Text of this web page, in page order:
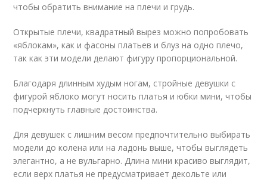
чтобы обратить внимание на плечи и грудь.
Открытые плечи, квадратный вырез можно попробовать
«яблокам», как и фасоны платьев и блуз на одно плечо,
так как эти модели делают фигуру пропорциональной.
Благодаря длинным худым ногам, стройные девушки с
фигурой яблоко могут носить платья и юбки мини, чтобы
подчеркнуть главные достоинства.
Для девушек с лишним весом предпочтительно выбирать
модели до колена или на ладонь выше, чтобы выглядеть
элегантно, а не вульгарно. Длина мини красиво выглядит,
если верх платья не предусматривает декольте или